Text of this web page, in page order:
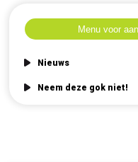
Nieuws
Neem deze gok niet!